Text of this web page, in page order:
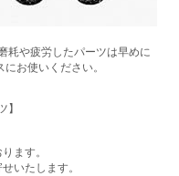
耗や疲労したパーツは早めに
お使いください。
】
ます。
いたします。